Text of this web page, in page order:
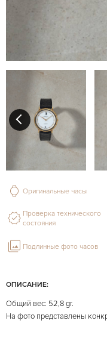
ОПИСАНИЕ:
Общий вес: 52,8 gr.
На фото представлены
Оригинальные часы
Проверка технического
состояния
Подлинные фото часов